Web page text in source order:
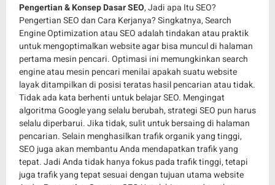
Pengertian & Konsep Dasar SEO, Jadi apa Itu SEO?
Pengertian SEO dan Cara Kerjanya? Singkatnya, Search
Engine Optimization atau SEO adalah tindakan atau praktik
untuk mengoptimalkan website agar bisa muncul di halaman
pertama mesin pencari. Optimasi ini memungkinkan search
engine atau mesin pencari menilai apakah suatu website
layak ditampilkan di posisi teratas hasil pencarian atau tidak.
Tidak ada kata berhenti untuk belajar SEO. Mengingat
algoritma Google yang selalu berubah, strategi SEO pun harus
selalu diperbarui. Jika tidak, sulit untuk bersaing di halaman
pencarian. Selain menghasilkan trafik organik yang tinggi,
SEO juga akan membantu Anda mendapatkan trafik yang
tepat. Jadi Anda tidak hanya fokus pada trafik tinggi, tetapi
juga trafik yang tepat sesuai dengan tujuan utama website